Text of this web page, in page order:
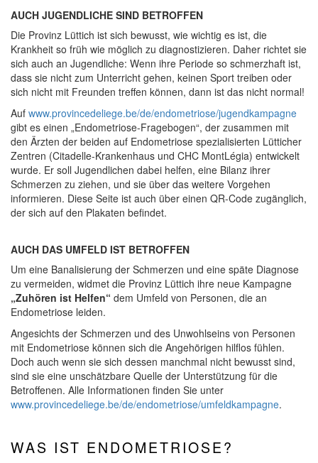
AUCH JUGENDLICHE SIND BETROFFEN
Die Provinz Lüttich ist sich bewusst, wie wichtig es ist, die
Krankheit so früh wie möglich zu diagnostizieren. Daher richtet sie
sich auch an Jugendliche: Wenn ihre Periode so schmerzhaft ist,
dass sie nicht zum Unterricht gehen, keinen Sport treiben oder
sich nicht mit Freunden treffen können, dann ist das nicht normal!
Auf www.provincedeliege.be/de/endometriose/jugendkampagne
gibt es einen „Endometriose-Fragebogen“, der zusammen mit
den Ärzten der beiden auf Endometriose spezialisierten Lütticher
Zentren (Citadelle-Krankenhaus und CHC MontLégia) entwickelt
wurde. Er soll Jugendlichen dabei helfen, eine Bilanz ihrer
Schmerzen zu ziehen, und sie über das weitere Vorgehen
informieren. Diese Seite ist auch über einen QR-Code zugänglich,
der sich auf den Plakaten befindet.
AUCH DAS UMFELD IST BETROFFEN
Um eine Banalisierung der Schmerzen und eine späte Diagnose
zu vermeiden, widmet die Provinz Lüttich ihre neue Kampagne
„Zuhören ist Helfen“ dem Umfeld von Personen, die an
Endometriose leiden.
Angesichts der Schmerzen und des Unwohlseins von Personen
mit Endometriose können sich die Angehörigen hilflos fühlen.
Doch auch wenn sie sich dessen manchmal nicht bewusst sind,
sind sie eine unschätzbare Quelle der Unterstützung für die
Betroffenen. Alle Informationen finden Sie unter
www.provincedeliege.be/de/endometriose/umfeldkampagne.
WAS IST ENDOMETRIOSE?